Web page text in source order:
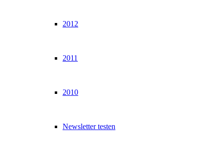
2012
2011
2010
Newsletter testen